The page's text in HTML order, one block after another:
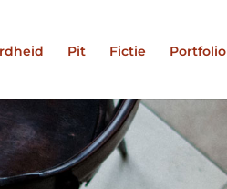
Pit Fictie Portfolio